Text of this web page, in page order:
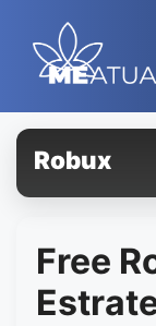
contenido
Robux
Free